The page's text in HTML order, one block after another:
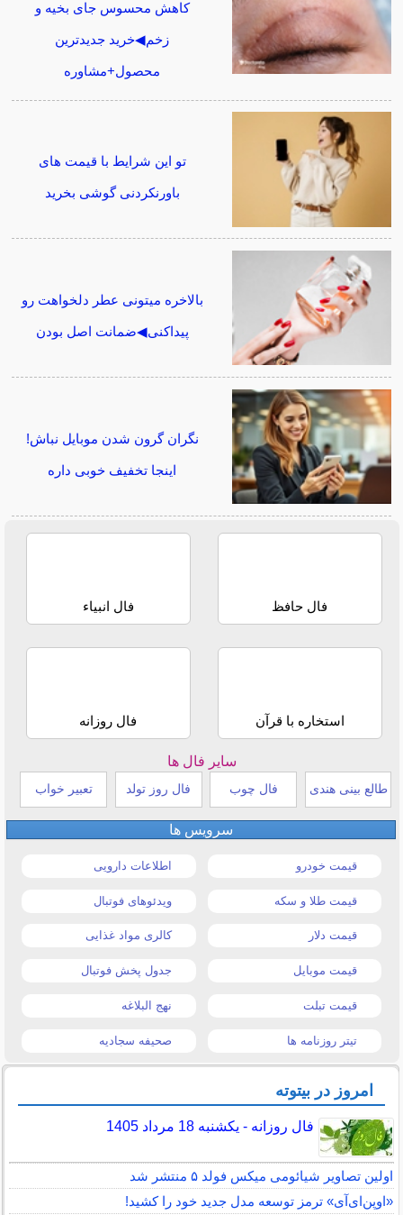
کاهش محسوس جای بخیه و
زخم◀خرید جدیدترین
محصول+مشاوره
تو این شرایط با قیمت های
باورنکردنی گوشی بخرید
بالاخره میتونی عطر دلخواهت رو
پیداکنی◀ضمانت اصل بودن
نگران گرون شدن موبایل نباش!
اینجا تخفیف خوبی داره
فال حافظ فال انبیاء
استخاره با قرآن فال روزانه
سایر فال ها
طالع بینی هندی فال چوب فال روز تولد تعبیر خواب
سرویس ها
قیمت خودرو اطلاعات دارویی
قیمت طلا و سکه ویدئوهای فوتبال
قیمت دلار کالری مواد غذایی
قیمت موبایل جدول پخش فوتبال
قیمت تبلت نهج البلاغه
تیتر روزنامه ها صحیفه سجادیه
امروز در بیتوته
فال روزانه - یکشنبه 18 مرداد 1405
اولین تصاویر شیائومی میکس فولد ۵ منتشر شد
«اوپن‌ای‌آی» ترمز توسعه مدل جدید خود را کشید!